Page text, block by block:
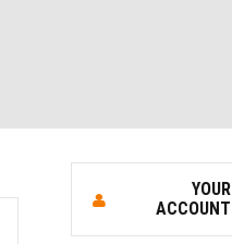
YOUR
ACCOUNT